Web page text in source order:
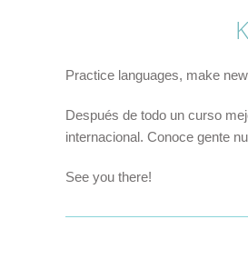
Practice languages, make
Después de todo un curso
internacional. Conoce gente
See you there!